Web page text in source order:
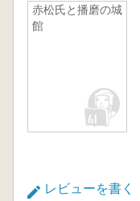
赤松氏と播磨の城
館
レビューを書く